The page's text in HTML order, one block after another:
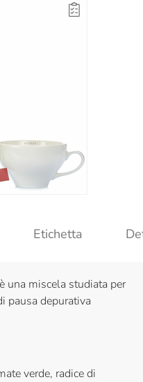
Etichetta
una miscela studiata per
pausa depurativa
verde, radice di